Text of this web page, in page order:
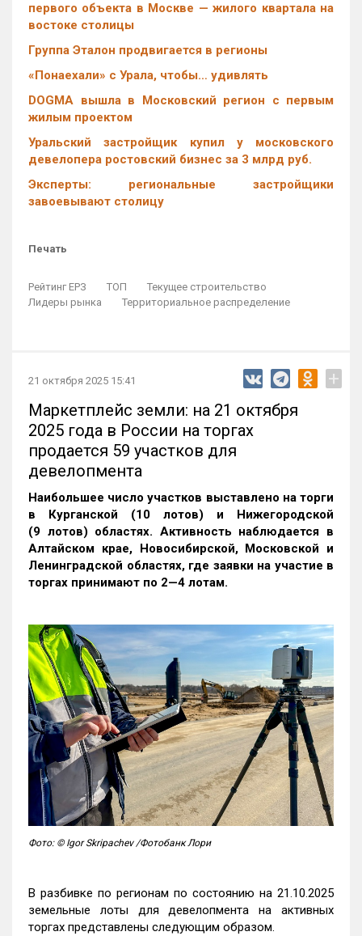
первого объекта в Москве — жилого квартала на
востоке столицы
Группа Эталон продвигается в регионы
«Понаехали» с Урала, чтобы… удивлять
DOGMA вышла в Московский регион с первым
жилым проектом
Уральский застройщик купил у московского
девелопера ростовский бизнес за 3 млрд руб.
Эксперты: региональные застройщики
завоевывают столицу
Печать
Рейтинг ЕРЗ ТОП
Текущее строительство
Лидеры рынка
Территориальное распределение
21 октября 2025 15:41 +
Маркетплейс земли: на 21 октября
2025 года в России на торгах
продается 59 участков для
девелопмента
Наибольшее число участков выставлено на торги
в Курганской (10 лотов) и Нижегородской
(9 лотов) областях. Активность наблюдается в
Алтайском крае, Новосибирской, Московской и
Ленинградской областях, где заявки на участие в
торгах принимают по 2—4 лотам.
Фото: © Igor Skripachev /Фотобанк Лори
В разбивке по регионам по состоянию на 21.10.2025
земельные лоты для девелопмента на активных
торгах представлены следующим образом.